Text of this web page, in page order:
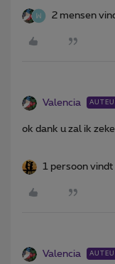
2 mensen
Valencia
ok dank u zal ik
1 persoon
Valencia